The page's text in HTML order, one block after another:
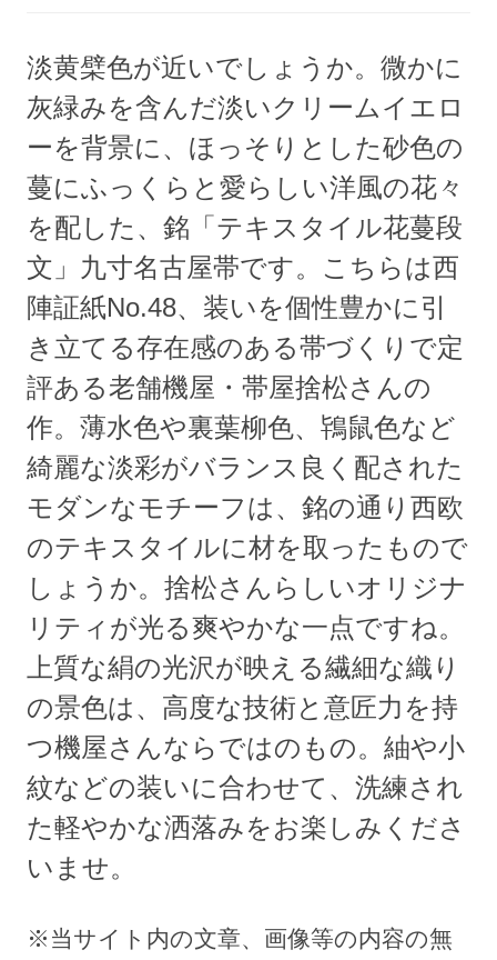
淡黄檗色が近いでしょうか。微かに
灰緑みを含んだ淡いクリームイエロ
ーを背景に、ほっそりとした砂色の
蔓にふっくらと愛らしい洋風の花々
を配した、銘「テキスタイル花蔓段
文」九寸名古屋帯です。こちらは西
陣証紙No.48、装いを個性豊かに引
き立てる存在感のある帯づくりで定
評ある老舗機屋・帯屋捨松さんの
作。薄水色や裏葉柳色、鴇鼠色など
綺麗な淡彩がバランス良く配された
モダンなモチーフは、銘の通り西欧
のテキスタイルに材を取ったもので
しょうか。捨松さんらしいオリジナ
リティが光る爽やかな一点ですね。
上質な絹の光沢が映える繊細な織り
の景色は、高度な技術と意匠力を持
つ機屋さんならではのもの。紬や小
紋などの装いに合わせて、洗練され
た軽やかな洒落みをお楽しみくださ
いませ。